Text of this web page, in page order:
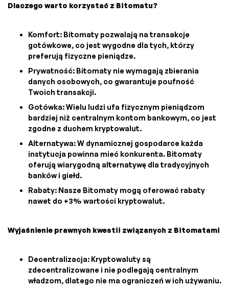
Dlaczego warto korzystać z Bitomatu?
Komfort: Bitomaty pozwalają na transakcje
gotówkowe, co jest wygodne dla tych, którzy
preferują fizyczne pieniądze.
Prywatność: Bitomaty nie wymagają zbierania
danych osobowych, co gwarantuje poufność
Twoich transakcji.
Gotówka: Wielu ludzi ufa fizycznym pieniądzom
bardziej niż centralnym kontom bankowym, co jest
zgodne z duchem kryptowalut.
Alternatywa: W dynamicznej gospodarce każda
instytucja powinna mieć konkurenta. Bitomaty
oferują wiarygodną alternatywę dla tradycyjnych
banków i giełd.
Rabaty: Nasze Bitomaty mogą oferować rabaty
nawet do +3% wartości kryptowalut.
Wyjaśnienie prawnych kwestii związanych z Bitomatami
Decentralizacja: Kryptowaluty są
zdecentralizowane i nie podlegają centralnym
władzom, dlatego nie ma ograniczeń w ich używaniu.